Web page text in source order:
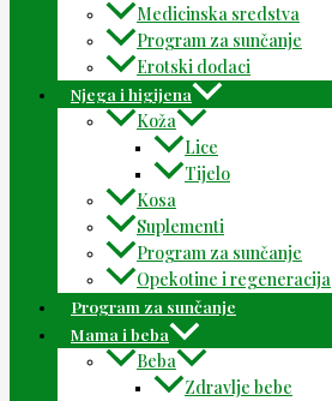
Medicinska sredstva
Program za sunčanje
Erotski dodaci
Njega i higijena
Koža
Lice
Tijelo
Kosa
Suplementi
Program za sunčanje
Opekotine i regeneracija
Program za sunčanje
Mama i beba
Beba
Zdravlje bebe